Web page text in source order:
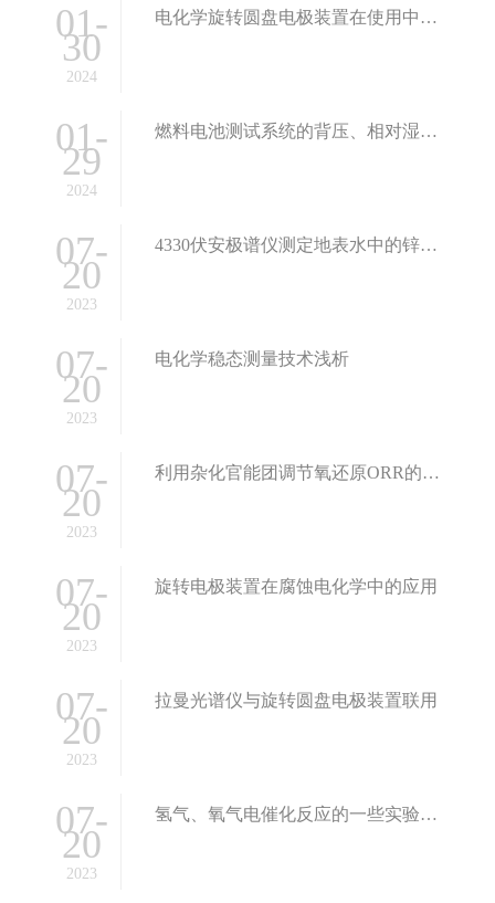
01-
30
2024
电化学旋转圆盘电极装置在使用中应注意哪些问题？
01-
29
2024
燃料电池测试系统的背压、相对湿度、空气化学计量比对测试结果的影响
07-
20
2023
4330伏安极谱仪测定地表水中的锌镉铅铜含量
07-
20
2023
电化学稳态测量技术浅析
07-
20
2023
利用杂化官能团调节氧还原ORR的催化选择性
07-
20
2023
旋转电极装置在腐蚀电化学中的应用
07-
20
2023
拉曼光谱仪与旋转圆盘电极装置联用
07-
20
2023
氢气、氧气电催化反应的一些实验经验分享